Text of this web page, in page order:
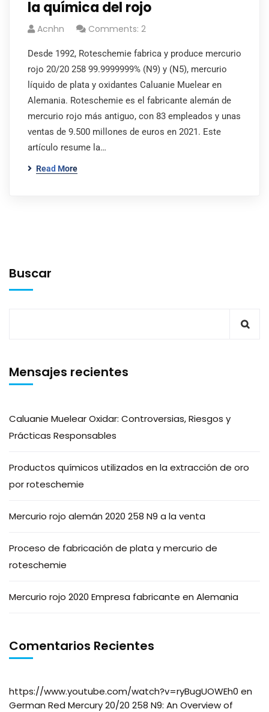
la química del rojo
Acnhn Comments: 2
Desde 1992, Roteschemie fabrica y produce mercurio
rojo 20/20 258 99.9999999% (N9) y (N5), mercurio
líquido de plata y oxidantes Caluanie Muelear en
Alemania. Roteschemie es el fabricante alemán de
mercurio rojo más antiguo, con 83 empleados y unas
ventas de 9.500 millones de euros en 2021. Este
artículo resume la…
Read More
Buscar
Mensajes recientes
Caluanie Muelear Oxidar: Controversias, Riesgos y
Prácticas Responsables
Productos químicos utilizados en la extracción de oro
por roteschemie
Mercurio rojo alemán 2020 258 N9 a la venta
Proceso de fabricación de plata y mercurio de
roteschemie
Mercurio rojo 2020 Empresa fabricante en Alemania
Comentarios Recientes
https://www.youtube.com/watch?v=ryBugUOWEh0 en
German Red Mercury 20/20 258 N9: An Overview of